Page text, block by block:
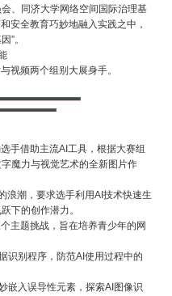
、同济大学网络空间国际治理基
安全教育巧妙地融入实践之中，
”。
视频两个组别大展身手。
手借助主流AI工具，根据大赛组
魔力与视觉艺术的全新图片作
浪潮，要求选手利用AI技术快速生
下的创作潜力。
主题挑战，旨在培养青少年的网
识别程序，防范AI使用过程中的
嵌入误导性元素，探索AI图像识